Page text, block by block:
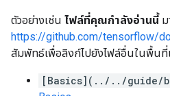
ตัวอย่างเช่น ไฟล์ที่คุณกำลังอ่านนี้
https://github.com/tensorflow/
สัมพัทธ์เพื่อลิงก์ไปยังไฟล์อื่นในพื้นที่
[Basics](../../guide/